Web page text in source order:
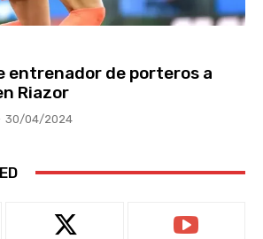
entrenador de porteros a
Riazor
30/04/2024